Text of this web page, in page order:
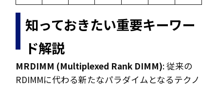
知っておきたい重要キーワー
ド解説
MRDIMM (Multiplexed Rank DIMM): 従来の
RDIMMに代わる新たなパラダイムとなるテクノ